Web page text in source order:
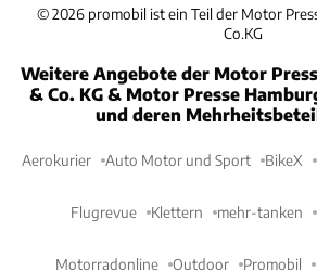
©2026 promobil ist ein Teil der Motor
Co.KG
Weitere Angebote der Motor
& Co. KG & Motor Presse
und deren
Aerokurier Auto Motor und Sport BikeX
Flugrevue Klettern mehr-tanken
Motorradonline Outdoor Promobil